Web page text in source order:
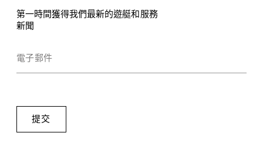
第一時間獲得我們最新的遊艇和服務
新聞